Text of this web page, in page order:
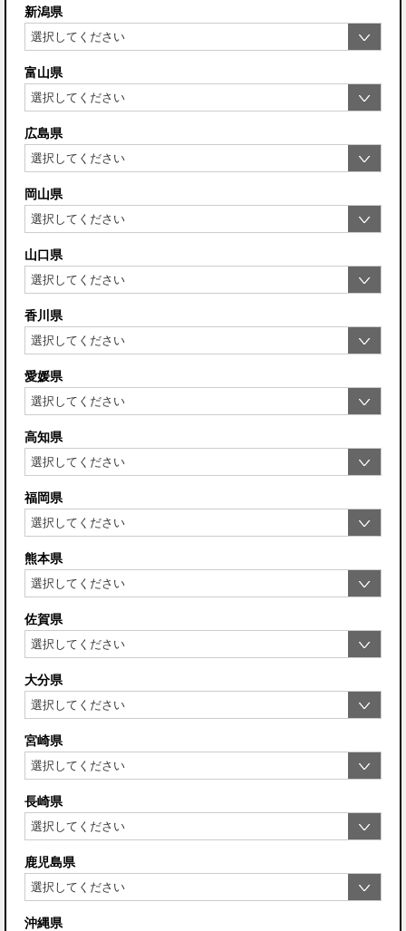
新潟県
富山県
広島県
岡山県
山口県
香川県
愛媛県
高知県
福岡県
熊本県
佐賀県
大分県
宮崎県
長崎県
鹿児島県
沖縄県